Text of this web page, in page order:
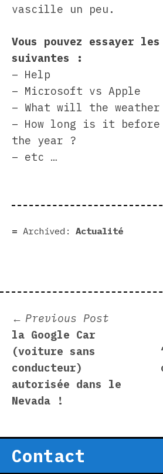
vascille un peu.
Vous pouvez essayer
suivantes :
– Help
– Microsoft vs Apple
– What will the weather
– How long is it
the year ?
– etc …
Archived: Actualité
Post
navigation
Previous Post
la Google Car
(voiture sans
conducteur)
autorisée dans le
Nevada !
Contact